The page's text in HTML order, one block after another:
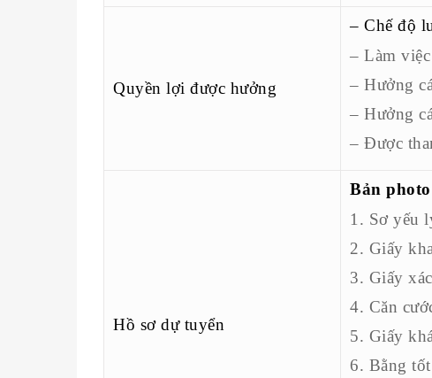
Quyền lợi được hưởng
– Chế độ
– Làm
– Hưởng
– Hưởng
– Được
Hồ sơ dự tuyển
Bản
1. Sơ yếu
2. Giấy
3. Giấy
4. Căn
5. Giấy
6. Bằng